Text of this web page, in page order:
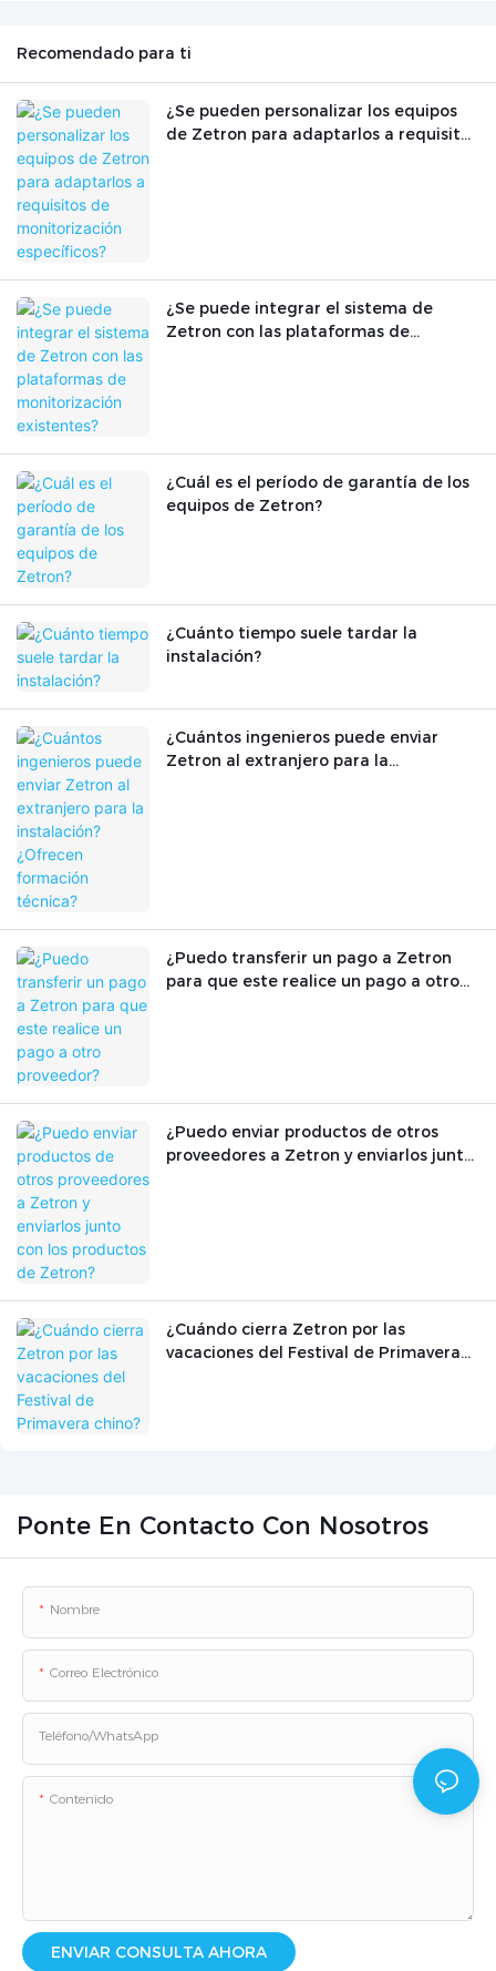
Recomendado para ti
¿Se pueden personalizar los equipos
de Zetron para adaptarlos a requisitos
¿Se puede integrar el sistema de
Zetron con las plataformas de
¿Cuál es el período de garantía de los
equipos de Zetron?
¿Cuánto tiempo suele tardar la
instalación?
¿Cuántos ingenieros puede enviar
Zetron al extranjero para la
¿Puedo transferir un pago a Zetron
para que este realice un pago a otro
¿Puedo enviar productos de otros
proveedores a Zetron y enviarlos junto
¿Cuándo cierra Zetron por las
vacaciones del Festival de Primavera
Ponte En Contacto Con Nosotros
Nombre
Correo Electrónico
Teléfono/WhatsApp
Contenido
ENVIAR CONSULTA AHORA